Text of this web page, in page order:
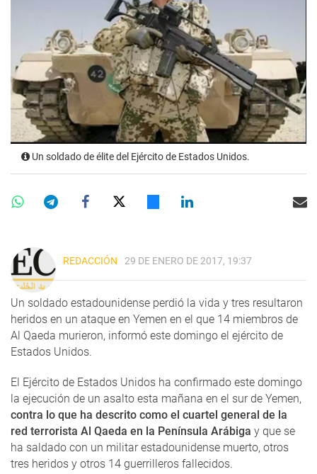
Un soldado de élite del Ejército de Estados Unidos.
REDACCIÓN 29 DE ENERO DE 2017, 19:37
Un soldado estadounidense perdió la vida y tres resultaron
heridos en un ataque en Yemen en el que 14 miembros de
Al Qaeda murieron, informó este domingo el ejército de
Estados Unidos.
El Ejército de Estados Unidos ha confirmado este domingo
la ejecución de un asalto esta mañana en el sur de Yemen,
contra lo que ha descrito como el cuartel general de la
red terrorista Al Qaeda en la Península Arábiga y que se
ha saldado con un militar estadounidense muerto, otros
tres heridos y otros 14 guerrilleros fallecidos.